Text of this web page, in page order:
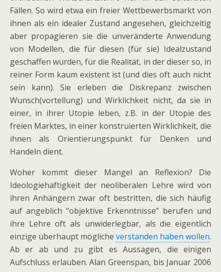
Fällen. So wird etwa ein freier Wettbewerbsmarkt von
ihnen als ein idealer Zustand angesehen, gleichzeitig
aber propagieren sie die unveränderte Anwendung
von Modellen, die für diesen (für sie) Idealzustand
geschaffen wurden, für die Realität, in der dieser so, in
reiner Form kaum existent ist (und dies oft auch nicht
sein kann). Sie erleben die Diskrepanz zwischen
Wunsch(vortellung) und Wirklichkeit nicht, da sie in
einer, in ihrer Utopie leben, z.B. in der Utopie des
freien Marktes, in einer konstruierten Wirklichkeit, die
ihnen als Orientierungspunkt für Denken und
Handeln dient.
Woher kommt dieser Mangel an Reflexion? Die
Ideologiehaftigkeit der neoliberalen Lehre wird von
ihren Anhängern zwar oft bestritten, die sich häufig
auf angeblich “objektive Erkenntnisse” berufen und
ihre Lehre oft als unwiderlegbar, als die eigentlich
einzige überhaupt mögliche verstanden haben wollen.
Ab er ab und zu gibt es Aussagen, die einigen
Aufschluss erlauben. Alan Greenspan, bis Januar 2006